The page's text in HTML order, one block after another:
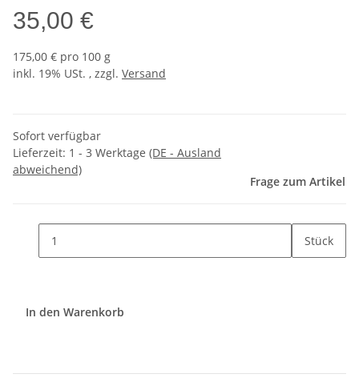
35,00 €
175,00 € pro 100 g
inkl. 19% USt. , zzgl. Versand
Sofort verfügbar
Lieferzeit: 1 - 3 Werktage (DE - Ausland
abweichend)
Frage zum Artikel
Stück
In den Warenkorb